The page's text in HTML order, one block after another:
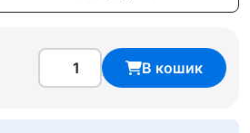
В кошик